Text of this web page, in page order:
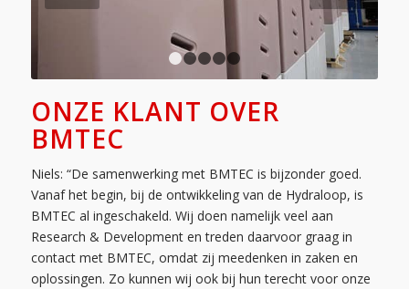
2 3 5
ONZE KLANT OVER
BMTEC
Niels: “De samenwerking met BMTEC is bijzonder goed.
Vanaf het begin, bij de ontwikkeling van de Hydraloop, is
BMTEC al ingeschakeld. Wij doen namelijk veel aan
Research & Development en treden daarvoor graag in
contact met BMTEC, omdat zij meedenken in zaken en
oplossingen. Zo kunnen wij ook bij hun terecht voor onze